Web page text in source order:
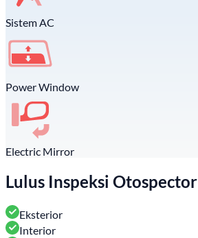
Sistem AC
Power Window
Electric Mirror
Lulus Inspeksi Otospector
Eksterior
Interior